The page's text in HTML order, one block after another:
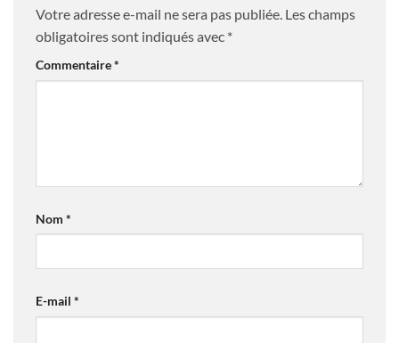
Votre adresse e-mail ne sera pas publiée. Les champs
obligatoires sont indiqués avec *
Commentaire*
Nom *
E-mail *